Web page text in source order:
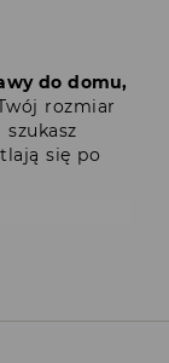
do domu,
rozmiar
się po